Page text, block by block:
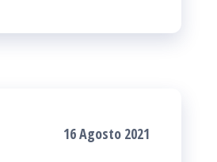
16 Agosto 2021